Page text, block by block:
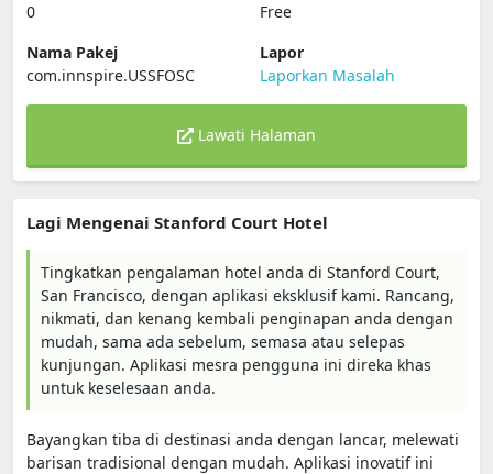
0
Free
Nama Pakej
com.innspire.USSFOSC
Lapor
Laporkan Masalah
Lawati Halaman
Lagi Mengenai Stanford Court Hotel
Tingkatkan pengalaman hotel anda di Stanford Court,
San Francisco, dengan aplikasi eksklusif kami. Rancang,
nikmati, dan kenang kembali penginapan anda dengan
mudah, sama ada sebelum, semasa atau selepas
kunjungan. Aplikasi mesra pengguna ini direka khas
untuk keselesaan anda.
Bayangkan tiba di destinasi anda dengan lancar, melewati
barisan tradisional dengan mudah. Aplikasi inovatif ini